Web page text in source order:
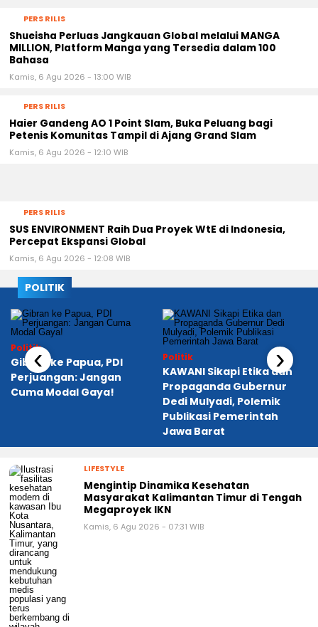
PERS RILIS
Shueisha Perluas Jangkauan Global melalui MANGA
MILLION, Platform Manga yang Tersedia dalam 100
Bahasa
Kamis, 6 Agu 2026 - 13:00 WIB
PERS RILIS
Haier Gandeng AO 1 Point Slam, Buka Peluang bagi
Petenis Komunitas Tampil di Ajang Grand Slam
Kamis, 6 Agu 2026 - 12:10 WIB
PERS RILIS
SUS ENVIRONMENT Raih Dua Proyek WtE di Indonesia,
Percepat Ekspansi Global
Kamis, 6 Agu 2026 - 12:08 WIB
POLITIK
Politik
Gibran ke Papua, PDI
Perjuangan: Jangan
Cuma Modal Gaya!
Politik
KAWANI Sikapi Etika dan
Propaganda Gubernur
Dedi Mulyadi, Polemik
Publikasi Pemerintah
Jawa Barat
‹ ›
LIFESTYLE
Mengintip Dinamika Kesehatan
Masyarakat Kalimantan Timur di Tengah
Megaproyek IKN
Kamis, 6 Agu 2026 - 07:31 WIB